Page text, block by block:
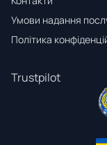
Умови надання
Політика
Trustpilot